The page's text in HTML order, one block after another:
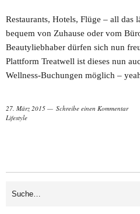
Restaurants, Hotels, Flüge – all das
bequem von Zuhause oder vom
Beautyliebhaber dürfen sich nun
Plattform Treatwell ist dieses nun
Wellness-Buchungen möglich –
27. März 2015
Schreibe einen Kommentar
Lifestyle